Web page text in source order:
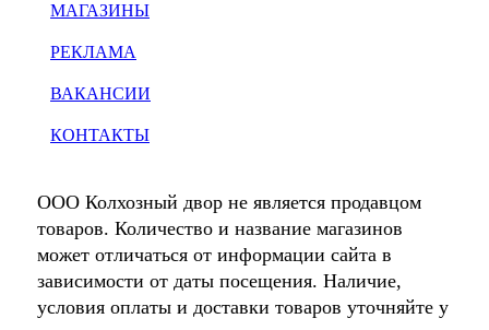
МАГАЗИНЫ
РЕКЛАМА
ВАКАНСИИ
КОНТАКТЫ
ООО Колхозный двор не является продавцом
товаров. Количество и название магазинов
может отличаться от информации сайта в
зависимости от даты посещения. Наличие,
условия оплаты и доставки товаров уточняйте у